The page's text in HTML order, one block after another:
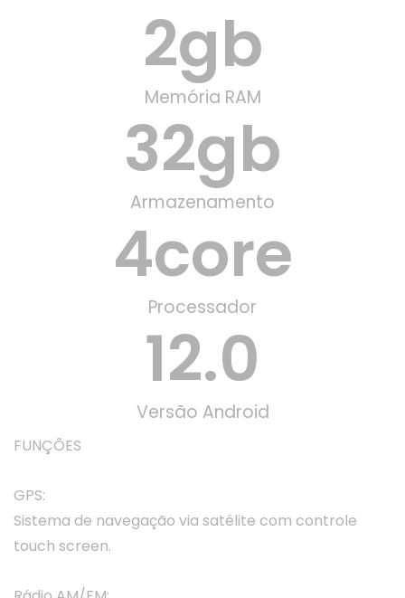
Memória RAM
2gb
Armazenamento
32gb
Processador
4core
Versão Android
12.0
FUNÇÕES
GPS:
Sistema de navegação via satélite com controle
touch screen.